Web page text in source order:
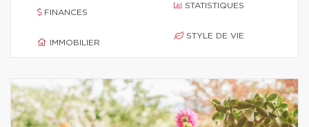
FINANCES
IMMOBILIER
STATISTIQUES
STYLE DE VIE